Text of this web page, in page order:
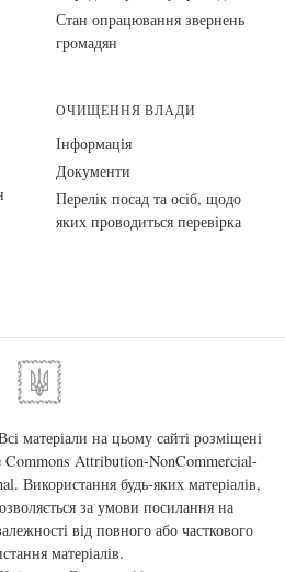
Стан опрацювання звернень
громадян
ОЧИЩЕННЯ ВЛАДИ
Інформація
Документи
Перелік посад та осіб, щодо
яких проводиться перевірка
матеріали на цьому сайті розміщені
Commons Attribution-NonCommercial-
. Використання будь-яких матеріалів,
за умови посилання на
від повного або часткового
матеріалів.